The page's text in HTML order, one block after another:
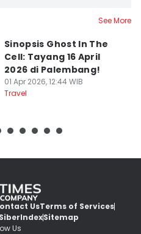
See More
Sinopsis Ghost In The
Cell: Tayang 16 April
2026 di Palembang!
01 Apr 2026, 12:44 WIB
Travel
UsTerms of Services
IndexSitemap
Us